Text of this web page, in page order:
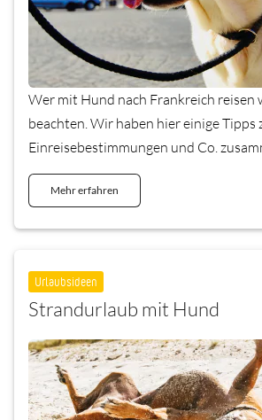
Wer mit Hund nach Frankreich reisen
beachten. Wir haben hier einige Tipps
Einreisebestimmungen und Co.
Mehr erfahren
Urlaubsideen
Strandurlaub mit Hund